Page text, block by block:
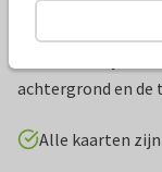
achtergrond en de
Alle kaarten